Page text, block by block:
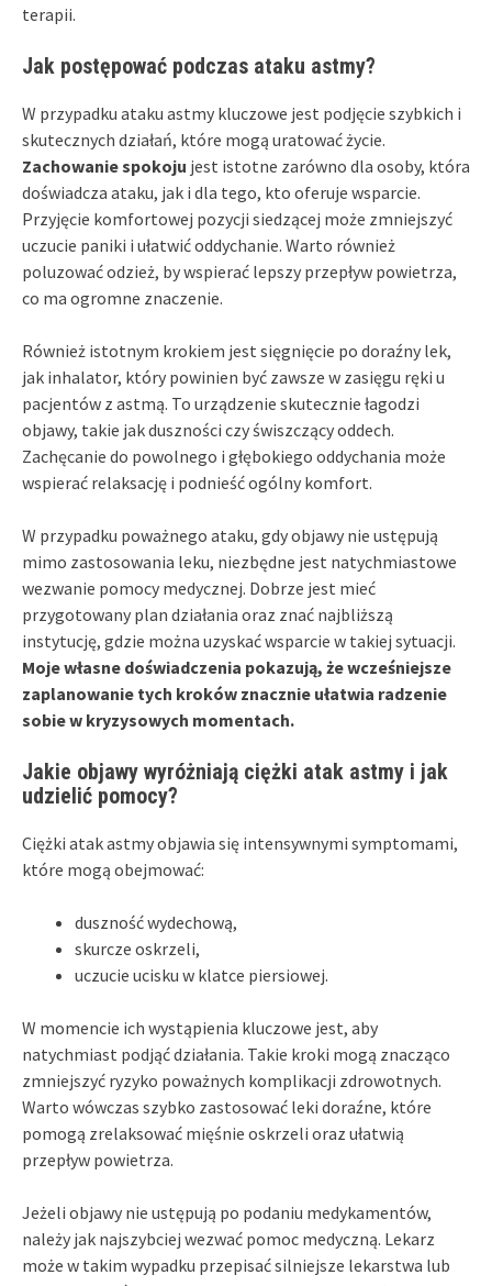
terapii.
Jak postępować podczas ataku astmy?
W przypadku ataku astmy kluczowe jest podjęcie szybkich i
skutecznych działań, które mogą uratować życie.
Zachowanie spokoju jest istotne zarówno dla osoby, która
doświadcza ataku, jak i dla tego, kto oferuje wsparcie.
Przyjęcie komfortowej pozycji siedzącej może zmniejszyć
uczucie paniki i ułatwić oddychanie. Warto również
poluzować odzież, by wspierać lepszy przepływ powietrza,
co ma ogromne znaczenie.
Również istotnym krokiem jest sięgnięcie po doraźny lek,
jak inhalator, który powinien być zawsze w zasięgu ręki u
pacjentów z astmą. To urządzenie skutecznie łagodzi
objawy, takie jak duszności czy świszczący oddech.
Zachęcanie do powolnego i głębokiego oddychania może
wspierać relaksację i podnieść ogólny komfort.
W przypadku poważnego ataku, gdy objawy nie ustępują
mimo zastosowania leku, niezbędne jest natychmiastowe
wezwanie pomocy medycznej. Dobrze jest mieć
przygotowany plan działania oraz znać najbliższą
instytucję, gdzie można uzyskać wsparcie w takiej sytuacji.
Moje własne doświadczenia pokazują, że wcześniejsze
zaplanowanie tych kroków znacznie ułatwia radzenie
sobie w kryzysowych momentach.
Jakie objawy wyróżniają ciężki atak astmy i jak
udzielić pomocy?
Ciężki atak astmy objawia się intensywnymi symptomami,
które mogą obejmować:
duszność wydechową,
skurcze oskrzeli,
uczucie ucisku w klatce piersiowej.
W momencie ich wystąpienia kluczowe jest, aby
natychmiast podjąć działania. Takie kroki mogą znacząco
zmniejszyć ryzyko poważnych komplikacji zdrowotnych.
Warto wówczas szybko zastosować leki doraźne, które
pomogą zrelaksować mięśnie oskrzeli oraz ułatwią
przepływ powietrza.
Jeżeli objawy nie ustępują po podaniu medykamentów,
należy jak najszybciej wezwać pomoc medyczną. Lekarz
może w takim wypadku przepisać silniejsze lekarstwa lub